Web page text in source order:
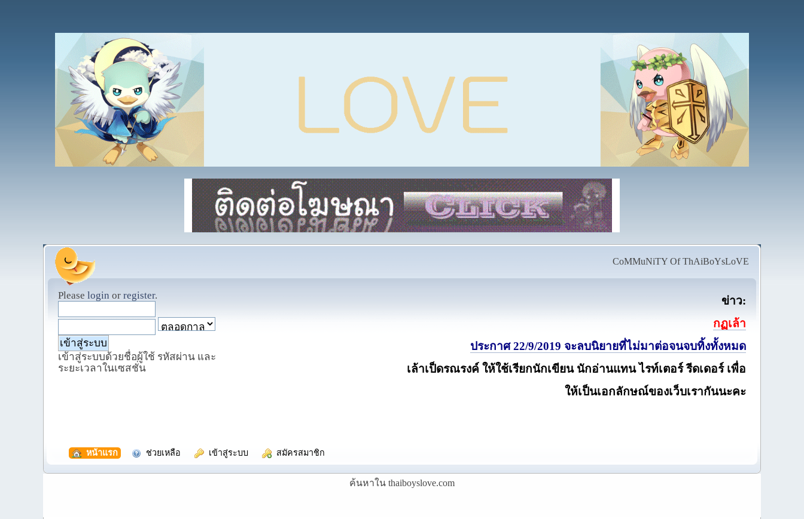
CoMMuNiTY Of ThAiBoYsLoVE
Please login or register.
เข้าสู่ระบบด้วยชื่อผู้ใช้ รหัสผ่าน และ
ระยะเวลาในเซสชั่น
ข่าว:
กฏเล้า
ประกาศ 22/9/2019 จะลบนิยายที่ไม่มาต่อจนจบทิ้งทั้งหมด
เล้าเป็ดรณรงค์ ให้ใช้เรียกนักเขียน นักอ่านแทน ไรท์เตอร์ รีดเดอร์ เพื่อ
ให้เป็นเอกลักษณ์ของเว็บเรากันนะคะ
หน้าแรก ช่วยเหลือ เข้าสู่ระบบ สมัครสมาชิก
ค้นหาใน thaiboyslove.com